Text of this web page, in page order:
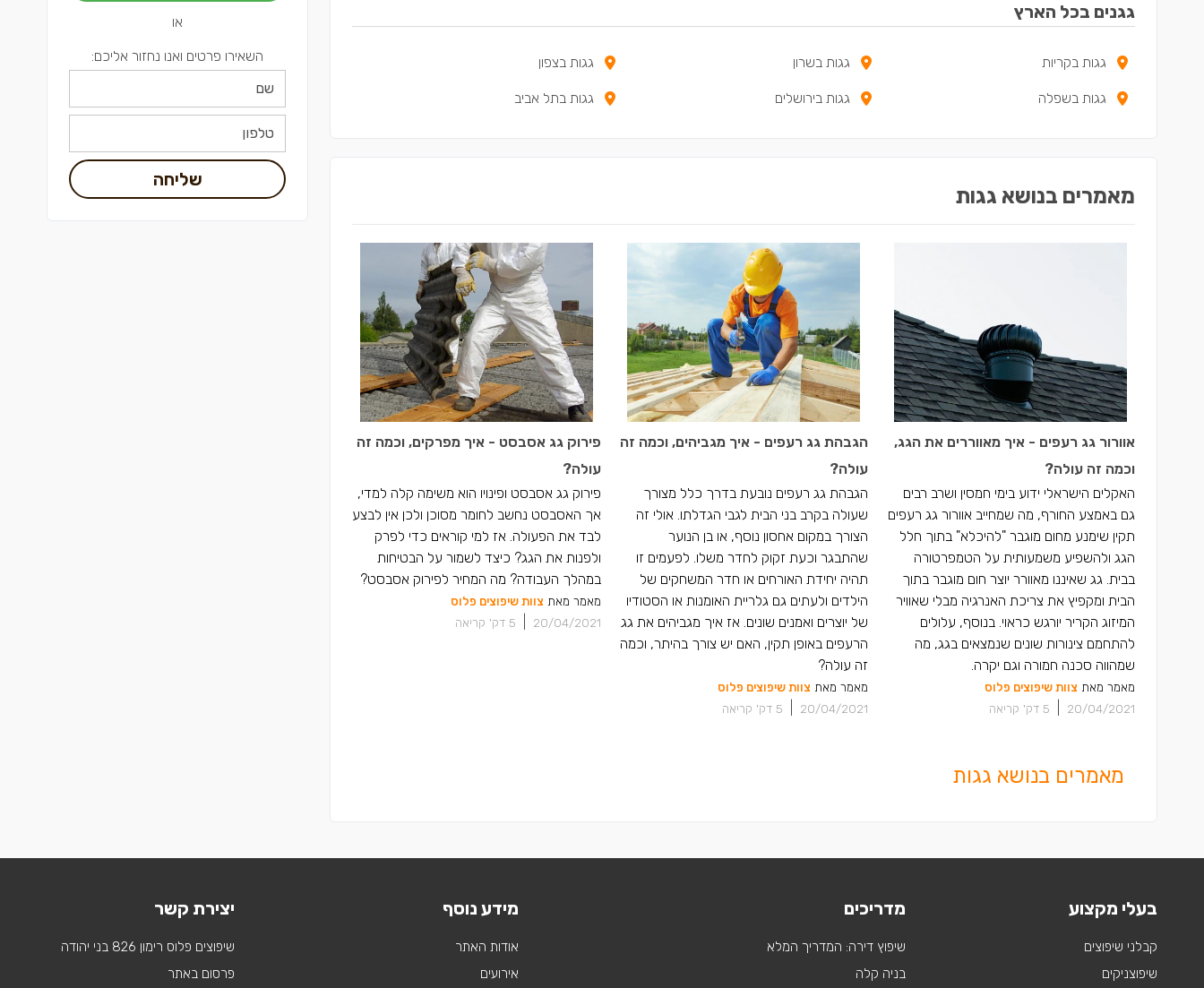
גגנים בכל הארץ
גגות בקריות גגות בשרון גגות בצפון
גגות בשפלה גגות בירושלים גגות בתל אביב
מאמרים בנושא גגות
אוורור גג רעפים - איך מאווררים את הגג,
וכמה זה עולה?
האקלים הישראלי ידוע בימי חמסין ושרב רבים
גם באמצע החורף, מה שמחייב אוורור גג רעפים
תקין שימנע מחום מוגבר "להיכלא" בתוך חלל
הגג ולהשפיע משמעותית על הטמפרטורה
בבית. גג שאיננו מאוורר יוצר חום מוגבר בתוך
הבית ומקפיץ את צריכת האנרגיה מבלי שאוויר
המיזוג הקריר יורגש כראוי. בנוסף, עלולים
להתחמם צינורות שונים שנמצאים בגג, מה
שמהווה סכנה חמורה וגם יקרה.
מאמר מאת צוות שיפוצים פלוס
20/04/2021
5 דק' קריאה
הגבהת גג רעפים - איך מגביהים, וכמה זה
עולה?
הגבהת גג רעפים נובעת בדרך כלל מצורך
שעולה בקרב בני הבית לגבי הגדלתו. אולי זה
הצורך במקום אחסון נוסף, או בן הנוער
שהתבגר וכעת זקוק לחדר משלו. לפעמים זו
תהיה יחידת האורחים או חדר המשחקים של
הילדים ולעתים גם גלריית האומנות או הסטודיו
של יוצרים ואמנים שונים. אז איך מגביהים את גג
הרעפים באופן תקין, האם יש צורך בהיתר, וכמה
זה עולה?
מאמר מאת צוות שיפוצים פלוס
20/04/2021
5 דק' קריאה
פירוק גג אסבסט - איך מפרקים, וכמה זה
עולה?
פירוק גג אסבסט ופינויו הוא משימה קלה למדי,
אך האסבסט נחשב לחומר מסוכן ולכן אין לבצע
לבד את הפעולה. אז למי קוראים כדי לפרק
ולפנות את הגג? כיצד לשמור על הבטיחות
במהלך העבודה? מה המחיר לפירוק אסבסט?
מאמר מאת צוות שיפוצים פלוס
20/04/2021
5 דק' קריאה
מאמרים בנושא גגות
או
השאירו פרטים ואנו נחזור אליכם:
שליחה
בעלי מקצוע
קבלני שיפוצים
שיפוצניקים
מדריכים
שיפוץ דירה: המדריך המלא
בניה קלה
מידע נוסף
אודות האתר
אירועים
יצירת קשר
שיפוצים פלוס רימון 826 בני יהודה
פרסום באתר